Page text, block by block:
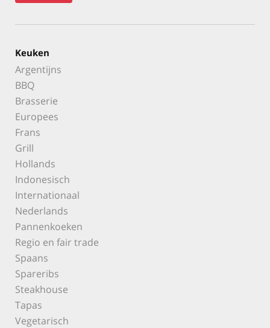
Keuken
Argentijns
BBQ
Brasserie
Europees
Frans
Grill
Hollands
Indonesisch
Internationaal
Nederlands
Pannenkoeken
Regio en fair trade
Spaans
Spareribs
Steakhouse
Tapas
Vegetarisch